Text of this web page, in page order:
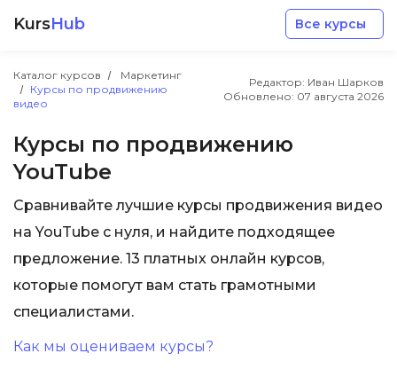
KursHub Все курсы
Каталог курсов
Маркетинг
Курсы по продвижению
видео
Редактор: Иван Шарков
Обновлено: 07 августа 2026
Курсы по продвижению
YouTube
Сравнивайте лучшие курсы продвижения видео
на YouTube с нуля, и найдите подходящее
предложение. 13 платных онлайн курсов,
которые помогут вам стать грамотными
специалистами.
Как мы оцениваем курсы?
Маркетинг
Дизайн
Аналитика